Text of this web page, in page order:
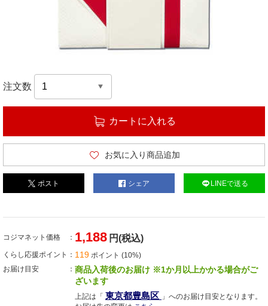
注文数
カートに入れる
お気に入り商品追加
ポスト シェア LINEで送る
コジマネット価格 1,188 円(税込)
くらし応援ポイント 119 ポイント (10%)
お届け目安
商品入荷後のお届け ※1か月以上かかる場合がご
ざいます
上記は「 東京都豊島区 」へのお届け目安となります。